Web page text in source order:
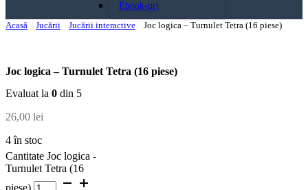
Ebook-uri
Acasă
Jucării Jucării interactive Joc logica – Turnulet Tetra (16 piese)
Joc logica – Turnulet Tetra (16 piese)
Evaluat la 0 din 5
26,00 lei
4 în stoc
Cantitate Joc logica -
Turnulet Tetra (16
piese)